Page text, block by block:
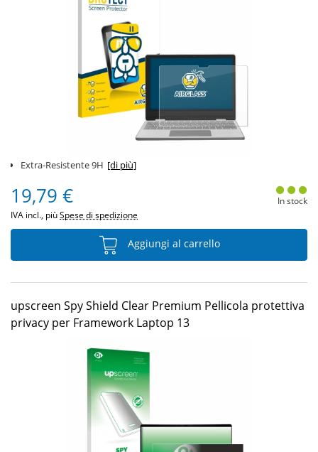
Extra-Resistente 9H [di più]
19,79 €
IVA incl., piùSpese di spedizione
In stock
Aggiungi al carrello
upscreen Spy Shield Clear Premium Pellicola protettiva
privacy per Framework Laptop 13